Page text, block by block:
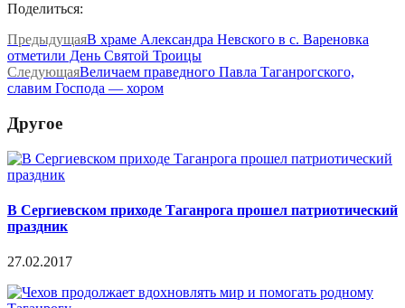
Поделиться:
ПредыдущаяВ храме Александра Невского в с. Вареновка
отметили День Святой Троицы
СледующаяВеличаем праведного Павла Таганрогского,
славим Господа — хором
Другое
В Сергиевском приходе Таганрога прошел патриотический
праздник
27.02.2017